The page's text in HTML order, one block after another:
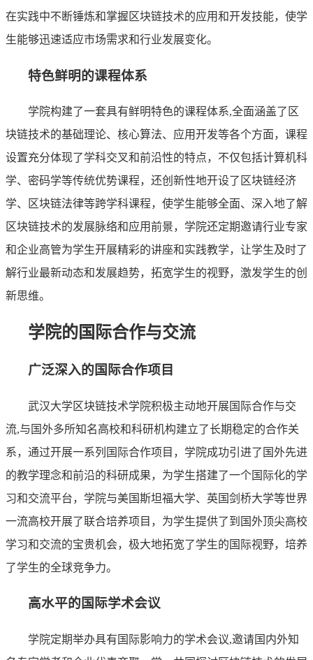
在实践中不断锤炼和掌握区块链技术的应用和开发技能，使学
生能够迅速适应市场需求和行业发展变化。
特色鲜明的课程体系
学院构建了一套具有鲜明特色的课程体系,全面涵盖了区
块链技术的基础理论、核心算法、应用开发等各个方面，课程
设置充分体现了学科交叉和前沿性的特点，不仅包括计算机科
学、密码学等传统优势课程，还创新性地开设了区块链经济
学、区块链法律等跨学科课程，使学生能够全面、深入地了解
区块链技术的发展脉络和应用前景，学院还定期邀请行业专家
和企业高管为学生开展精彩的讲座和实践教学，让学生及时了
解行业最新动态和发展趋势，拓宽学生的视野，激发学生的创
新思维。
学院的国际合作与交流
广泛深入的国际合作项目
武汉大学区块链技术学院积极主动地开展国际合作与交
流,与国外多所知名高校和科研机构建立了长期稳定的合作关
系，通过开展一系列国际合作项目，学院成功引进了国外先进
的教学理念和前沿的科研成果，为学生搭建了一个国际化的学
习和交流平台，学院与美国斯坦福大学、英国剑桥大学等世界
一流高校开展了联合培养项目，为学生提供了到国外顶尖高校
学习和交流的宝贵机会，极大地拓宽了学生的国际视野，培养
了学生的全球竞争力。
高水平的国际学术会议
学院定期举办具有国际影响力的学术会议,邀请国内外知